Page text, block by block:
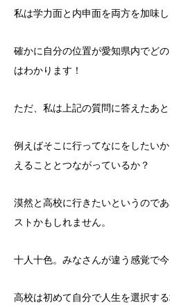
私は学力面と内申面を両方を加味
確かに自分の位置が愛知県内でど
はわかります！
ただ、私は上記の質問に答えたあ
例えばそこに行ってなにをしたい
えることとつながっているか？
漠然と高校に行きたいというので
ストかもしれません。
十人十色。みなさんが違う感覚で今
高校は初めて自分で人生を選択する